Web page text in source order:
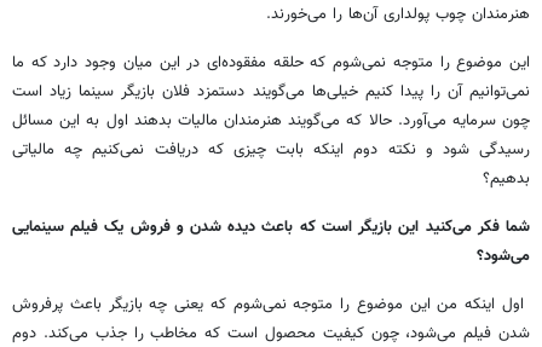
هنرمندان چوب پولداری آن‌ها را می‌خورند.
این موضوع را متوجه نمی‌شوم که حلقه مفقوده‌ای در این میان وجود دارد که ما
نمی‌توانیم آن را پیدا کنیم خیلی‌ها می‌گویند دستمزد فلان بازیگر سینما زیاد است
چون سرمایه می‌آورد. حالا که می‌گویند هنرمندان مالیات بدهند اول به این مسائل
رسیدگی شود و نکته دوم اینکه بابت چیزی که دریافت نمی‌کنیم چه مالیاتی
بدهیم؟
شما فکر می‌کنید این بازیگر است که باعث دیده شدن و فروش یک فیلم سینمایی
می‌شود؟
اول اینکه من این موضوع را متوجه نمی‌شوم که یعنی چه بازیگر باعث پرفروش
شدن فیلم می‌شود، چون کیفیت محصول است که مخاطب را جذب می‌کند. دوم